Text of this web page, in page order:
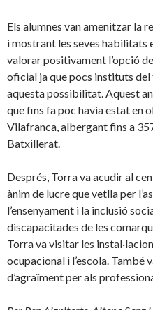
Els alumnes van amenitzar la
i mostrant les seves habilitats
valorar positivament l’opció
oficial ja que pocs instituts
aquesta possibilitat. Aquest
que fins fa poc havia estat en
Vilafranca, albergant fins a
Batxillerat.
Després, Torra va acudir al
ànim de lucre que vetlla per
l’ensenyament i la inclusió
discapacitades de les
Torra va visitar les
ocupacional i l’escola. També
d’agraïment per als